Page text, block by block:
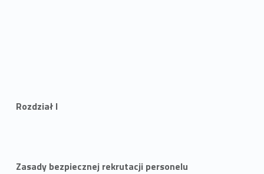
Rozdział I
Zasady bezpiecznej rekrutacji personelu